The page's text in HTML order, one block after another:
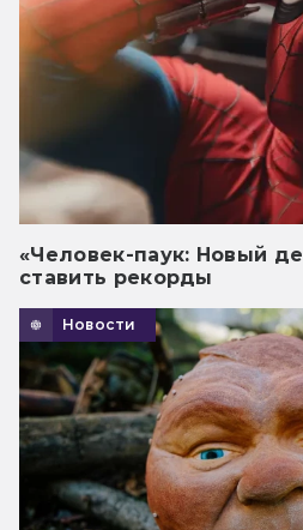
«Человек-паук: Новый
ставить рекорды
Новости